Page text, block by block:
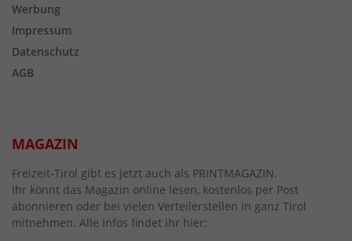
Werbung
Impressum
Datenschutz
AGB
MAGAZIN
Freizeit-Tirol gibt es jetzt auch als PRINTMAGAZIN.
Ihr könnt das Magazin online lesen, kostenlos per Post
abonnieren oder bei vielen Verteilerstellen in ganz Tirol
mitnehmen. Alle Infos findet ihr hier: